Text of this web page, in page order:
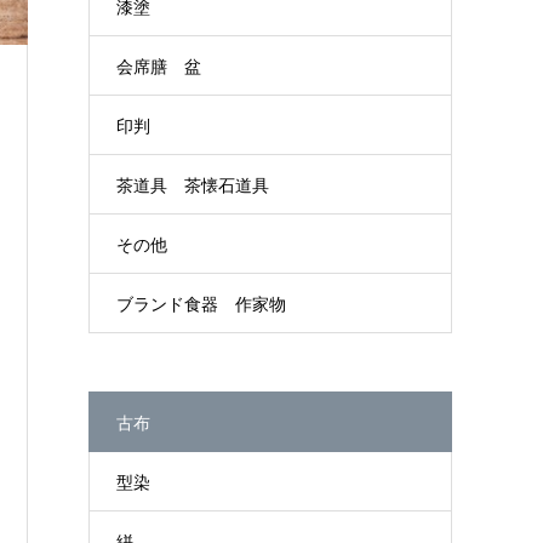
漆塗
会席膳 盆
印判
茶道具 茶懐石道具
その他
ブランド食器 作家物
古布
型染